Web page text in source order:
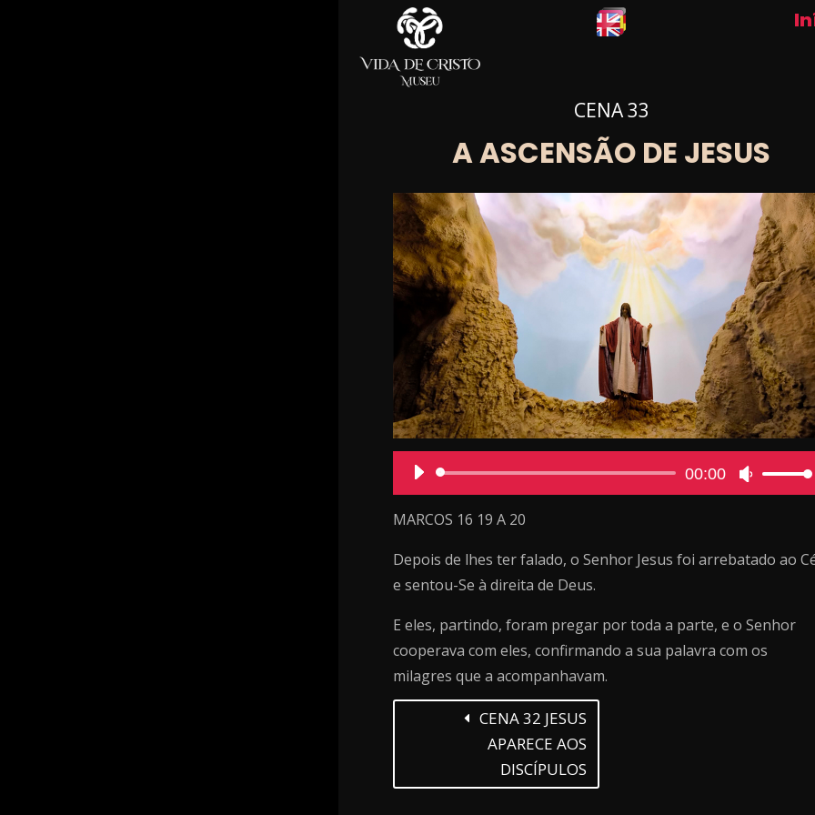
CENA 33
A ASCENSÃO DE JESUS
Reprodutor
de
00:00
Use
as
para
diminuir
MARCOS 16 19 A 20
Depois de lhes ter falado, o Senhor Jesus foi arrebatado ao
e sentou-Se à direita de Deus.
E eles, partindo, foram pregar por toda a parte, e o Senhor
cooperava com eles, confirmando a sua palavra com os
milagres que a acompanhavam.
CENA 32 JESUS
APARECE AOS
DISCÍPULOS